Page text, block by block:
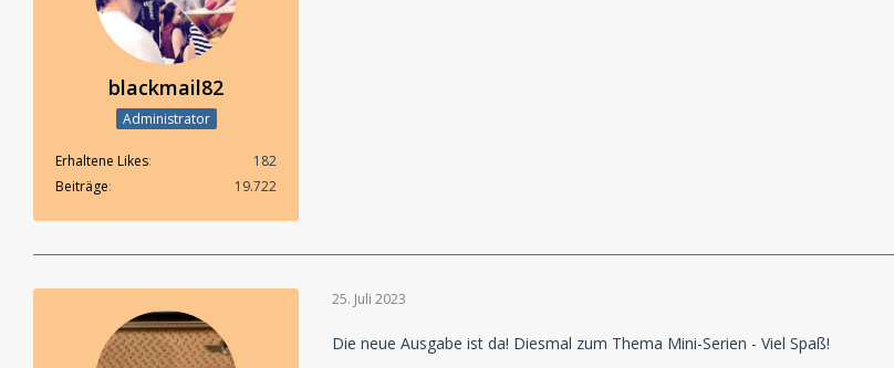
blackmail82
Administrator
Erhaltene Likes
182
Beiträge
19.722
25. Juli 2023
Die neue Ausgabe ist da! Diesmal zum Thema Mini-Serien - Viel Spaß!